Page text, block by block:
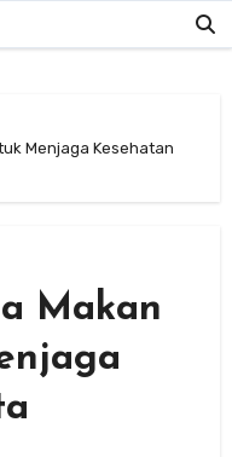
Menjaga Kesehatan
Makan